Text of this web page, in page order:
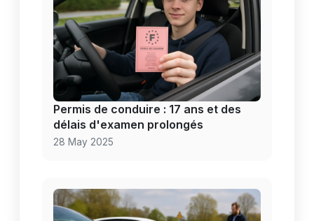
Permis de conduire : 17 ans et des
délais d'examen prolongés
28 May 2025